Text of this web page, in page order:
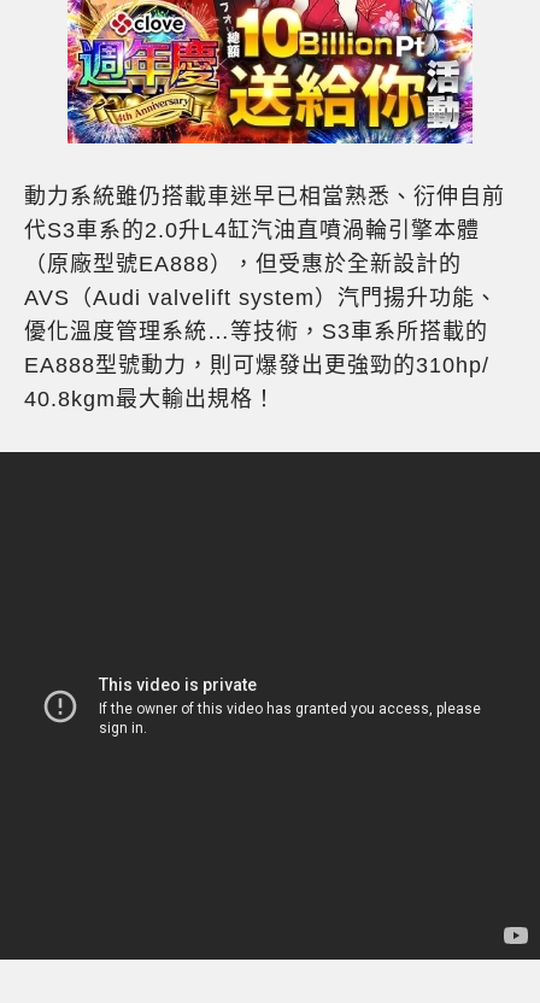
動力系統雖仍搭載車迷早已相當熟悉、衍伸自前
代S3車系的2.0升L4缸汽油直噴渦輪引擎本體
（原廠型號EA888），但受惠於全新設計的
AVS（Audi valvelift system）汽門揚升功能、
優化溫度管理系統…等技術，S3車系所搭載的
EA888型號動力，則可爆發出更強勁的310hp/
40.8kgm最大輸出規格！